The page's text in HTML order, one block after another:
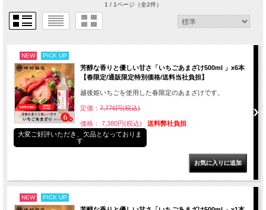
1 / 1ページ（全2件）
NEW PICK UP
芳醇な香りと優しい甘さ「いちごあまざけ500ml 」x6本
【春限定/通販限定特別価格/送料当社負担】
越後姫いちごを使用した春限定のあまざけです。
定価： 7,776円(税込)
価格： 7,380円(税込)
送料弊社負担
大変ご好評いただき、欠品となっておりま
す
NEW PICK UP